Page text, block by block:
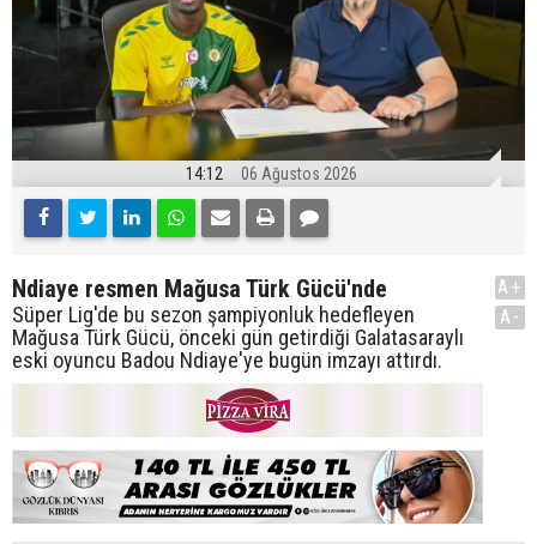
14:12 06 Ağustos 2026
Ndiaye resmen Mağusa Türk Gücü'nde
Süper Lig'de bu sezon şampiyonluk hedefleyen
Mağusa Türk Gücü, önceki gün getirdiği Galatasaraylı
eski oyuncu Badou Ndiaye'ye bugün imzayı attırdı.
A+
A-